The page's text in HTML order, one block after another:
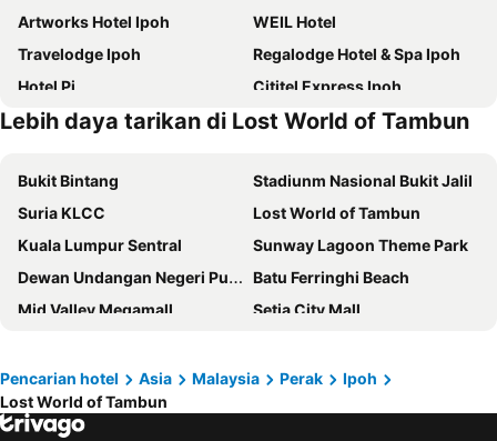
Artworks Hotel Ipoh
WEIL Hotel
Travelodge Ipoh
Regalodge Hotel & Spa Ipoh
Hotel Pi
Cititel Express Ipoh
MH Hotel Ipoh
Symphony Suites Hotel
Hotel Seri Malaysia Ipoh
M Boutique Hotel
M Roof Hotel & Residences
Valya Hotel, Ipoh
TUI BLUE The Haven Ipoh
De Parkview Hotel
Ritz Garden
Merton Hotel Ipoh
Nova Hotel, Ipoh Tambun
Manhattan Hotel Ipoh
Golden Roof Hotel Ampang Ipoh
Golden Roof Hotel Sunway Ipoh
Syuen Hotel Ipoh
Lebih daya tarikan di Lost World of Tambun
Bukit Bintang
Stadiunm Nasional Bukit Jalil
Suria KLCC
Lost World of Tambun
Kuala Lumpur Sentral
Sunway Lagoon Theme Park
Dewan Undangan Negeri Pulau Pinang
Batu Ferringhi Beach
Mid Valley Megamall
Setia City Mall
Setiawangsa
KLIA Ekspres
Taiping Zoo
Pencarian hotel Asia Malaysia Perak
Ipoh
Lost World of Tambun